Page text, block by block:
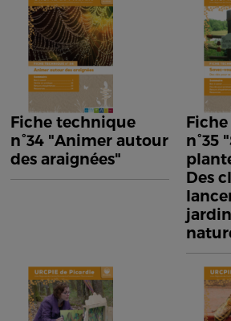
Fiche technique
n°34 "Animer autour
des araignées"
n°35
Des